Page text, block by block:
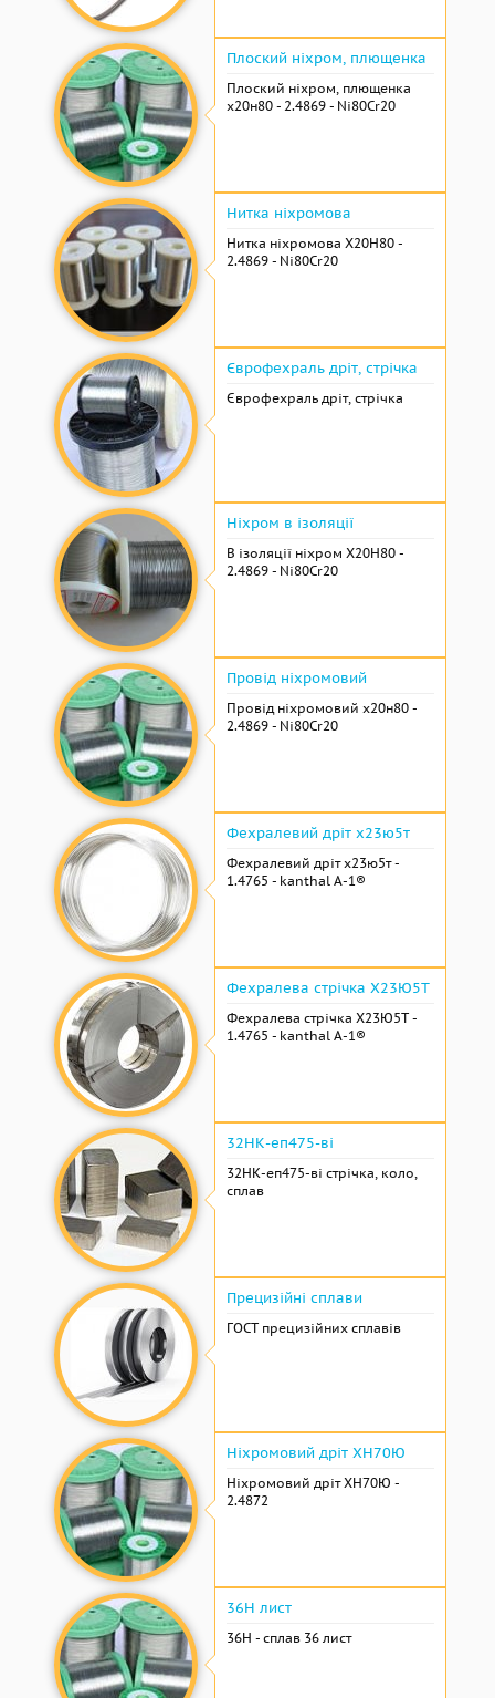
Плоский ніхром, плющенка
Плоский ніхром, плющенка
х20н80 - 2.4869 - Ni80Cr20
Нитка ніхромова
Нитка ніхромова Х20Н80 -
2.4869 - Ni80Cr20
Єврофехраль дріт, стрічка
Єврофехраль дріт, стрічка
Ніхром в ізоляції
В ізоляції ніхром Х20Н80 -
2.4869 - Ni80Cr20
Провід ніхромовий
Провід ніхромовий х20н80 -
2.4869 - Ni80Cr20
Фехралевий дріт х23ю5т
Фехралевий дріт х23ю5т -
1.4765 - kanthal A-1®
Фехралева стрічка Х23Ю5Т
Фехралева стрічка Х23Ю5Т -
1.4765 - kanthal A-1®
32НК-еп475-ві
32НК-еп475-ві стрічка, коло,
сплав
Прецизійні сплави
ГОСТ прецизійних сплавів
Ніхромовий дріт ХН70Ю
Ніхромовий дріт ХН70Ю -
2.4872
36Н лист
36Н - сплав 36 лист